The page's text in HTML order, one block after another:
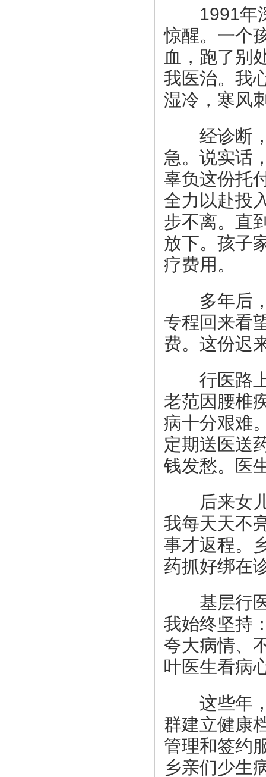
1991年深
惊醒。一个
血，跑了别
我医治。我
湿冷，寒风
经诊断，
急。说实话
辜负这份托
全力以赴投
步不离。直
放下。孩子
疗费用。
多年后，
专程回来看
费。这份迟
行医路上
老范因腰椎
病十分艰难
定期送医送
钱发愁。医
后来女儿
我每天天不
事才返程。
药抓好绑在
基层行医
我始终坚持
夸大病情、
叶医生看病
这些年，
群建立健康
管理和签约
乡亲们少生